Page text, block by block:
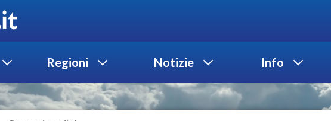
Regioni Notizie Info